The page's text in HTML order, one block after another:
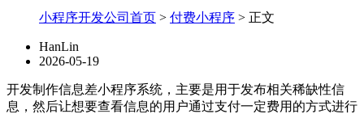
小程序开发公司首页 > 付费小程序 > 正文
HanLin
2026-05-19
开发制作信息差小程序系统，主要是用于发布相关稀缺性信
息，然后让想要查看信息的用户通过支付一定费用的方式进行